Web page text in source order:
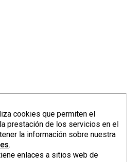
cookies que permiten el
prestación de los servicios en el
la información sobre nuestra
.
enlaces a sitios web de